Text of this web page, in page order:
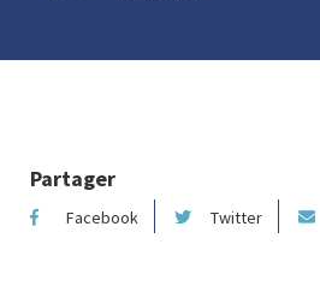
Partager
Facebook Twitter